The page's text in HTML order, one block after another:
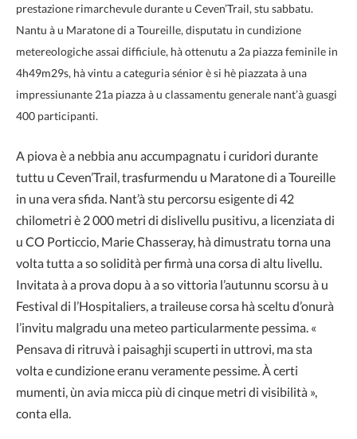
prestazione rimarchevule durante u Ceven’Trail, stu sabbatu.
Nantu à u Maratone di a Toureille, disputatu in cundizione
metereologiche assai difficiule, hà ottenutu a 2a piazza feminile in
4h49m29s, hà vintu a categuria sénior è si hè piazzata à una
impressiunante 21a piazza à u classamentu generale nant’à guasgi
400 participanti.
A piova è a nebbia anu accumpagnatu i curidori durante
tuttu u Ceven’Trail, trasfurmendu u Maratone di a Toureille
in una vera sfida. Nant’à stu percorsu esigente di 42
chilometri è 2 000 metri di dislivellu pusitivu, a licenziata di
u CO Porticcio, Marie Chasseray, hà dimustratu torna una
volta tutta a so solidità per firmà una corsa di altu livellu.
Invitata à a prova dopu à a so vittoria l’autunnu scorsu à u
Festival di l’Hospitaliers, a traileuse corsa hà sceltu d’onurà
l’invitu malgradu una meteo particularmente pessima. «
Pensava di ritruvà i paisaghji scuperti in uttrovi, ma sta
volta e cundizione eranu veramente pessime. À certi
mumenti, ùn avia micca più di cinque metri di visibilità »,
conta ella.